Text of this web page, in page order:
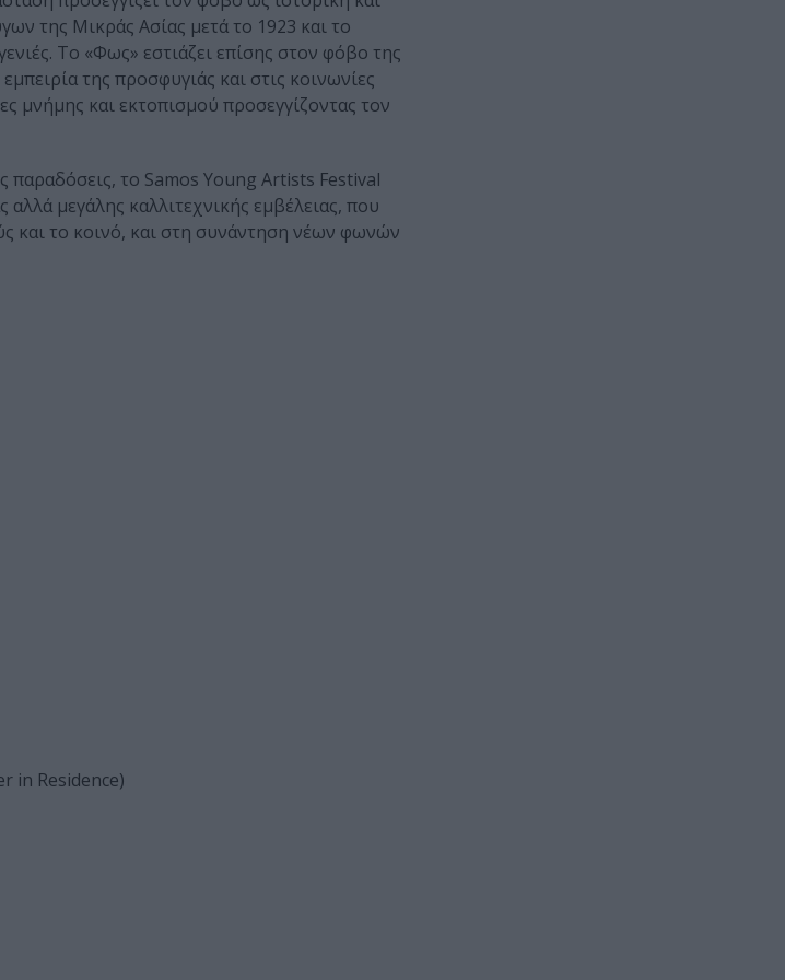
της Μικράς Ασίας μετά το 1923 και το
Το «Φως» εστιάζει επίσης στον φόβο της
της προσφυγιάς και στις κοινωνίες
μνήμης και εκτοπισμού προσεγγίζοντας τον
παραδόσεις, το Samos Young Artists Festival
μεγάλης καλλιτεχνικής εμβέλειας, που
και το κοινό, και στη συνάντηση νέων φωνών
in Residence)